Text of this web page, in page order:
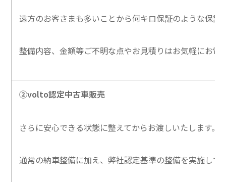
遠方のお客さまも多いことから何キロ保証のような保
整備内容、金額等ご不明な点やお見積りはお気軽にお電
②volto認定中古車販売
さらに安心できる状態に整えてからお渡しいたします。
通常の納車整備に加え、弊社認定基準の整備を実施して